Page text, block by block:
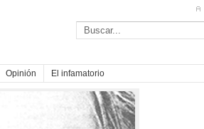
Opinión El infamatorio